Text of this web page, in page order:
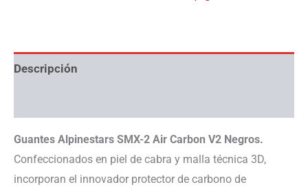
Descripción
Guantes Alpinestars SMX-2 Air Carbon V2 Negros.
Confeccionados en piel de cabra y malla técnica 3D,
incorporan el innovador protector de carbono de